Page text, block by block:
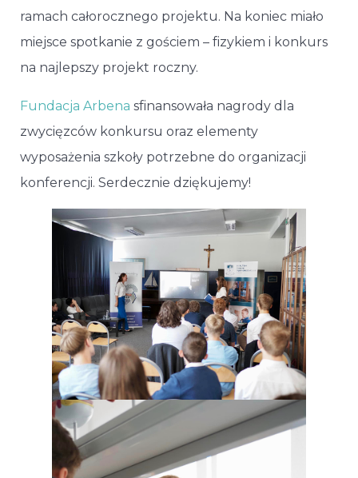
ramach całorocznego projektu. Na koniec miało
miejsce spotkanie z gościem – fizykiem i konkurs
na najlepszy projekt roczny.
Fundacja Arbena sfinansowała nagrody dla
zwycięzców konkursu oraz elementy
wyposażenia szkoły potrzebne do organizacji
konferencji. Serdecznie dziękujemy!